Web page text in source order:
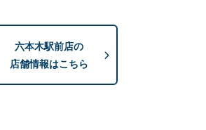
六本木駅前店の
店舗情報はこちら